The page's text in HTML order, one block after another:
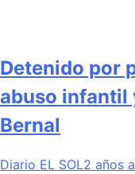
Detenido por
abuso infantil
Bernal
Diario EL SOL2 años